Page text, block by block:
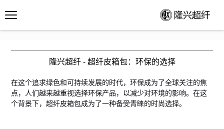
隆兴超纤 - 超纤皮箱包：环保的选择
在这个追求绿色和可持续发展的时代，环保成为了全球关注的焦
点，人们越来越重视选择环保产品，以减少对环境的影响。在这
个背景下，超纤皮箱包成为了一种备受青睐的时尚选择。